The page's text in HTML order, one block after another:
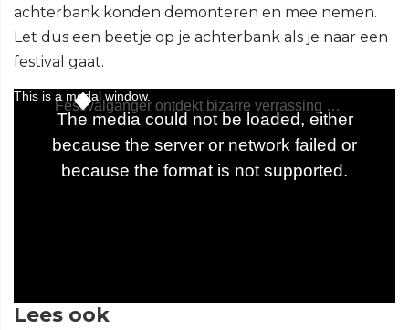
achterbank konden demonteren en mee nemen.
Let dus een beetje op je achterbank als je naar een
festival gaat.
Lees ook